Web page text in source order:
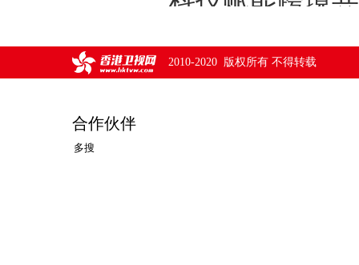
2010-2020 版权所有 不得转载
合作伙伴
多搜